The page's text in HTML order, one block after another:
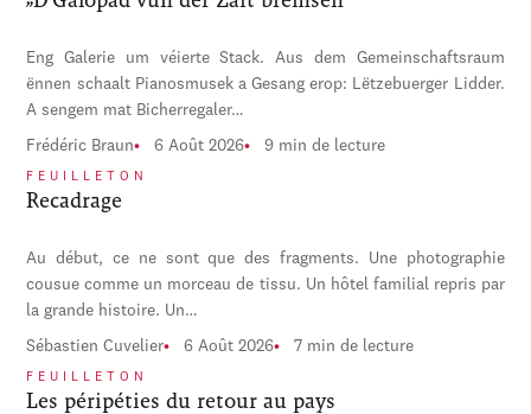
Eng Galerie um véierte Stack. Aus dem Gemeinschaftsraum
ënnen schaalt Pianosmusek a Gesang erop: Lëtzebuerger Lidder.
A sengem mat Bicherregaler…
Frédéric Braun 6 Août 2026 9 min de lecture
FEUILLETON
Recadrage
Au début, ce ne sont que des fragments. Une photographie
cousue comme un morceau de tissu. Un hôtel familial repris par
la grande histoire. Un…
Sébastien Cuvelier 6 Août 2026 7 min de lecture
FEUILLETON
Les péripéties du retour au pays